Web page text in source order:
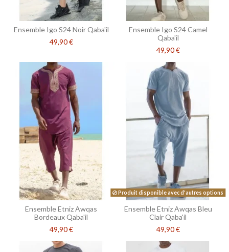
Ensemble Igo S24 Noir Qaba'il
49,90 €
Ensemble Igo S24 Camel
Qaba'il
49,90 €
Ensemble Etniz Awqas
Bordeaux Qaba'il
49,90 €
Produit disponible avec d'autres options
Ensemble Etniz Awqas Bleu
Clair Qaba'il
49,90 €